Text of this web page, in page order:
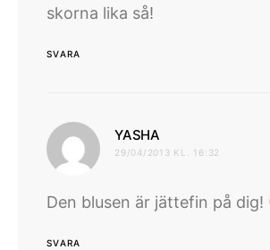
skorna lika så!
SVARA
YASHA
29/04/2013 KL. 16:32
Den blusen är jättefin på dig!
SVARA